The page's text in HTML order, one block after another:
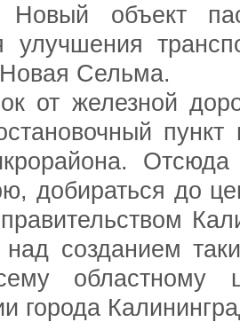
объект
улучшения
Сельма.
от железной
добираться до
созданием
областному
города